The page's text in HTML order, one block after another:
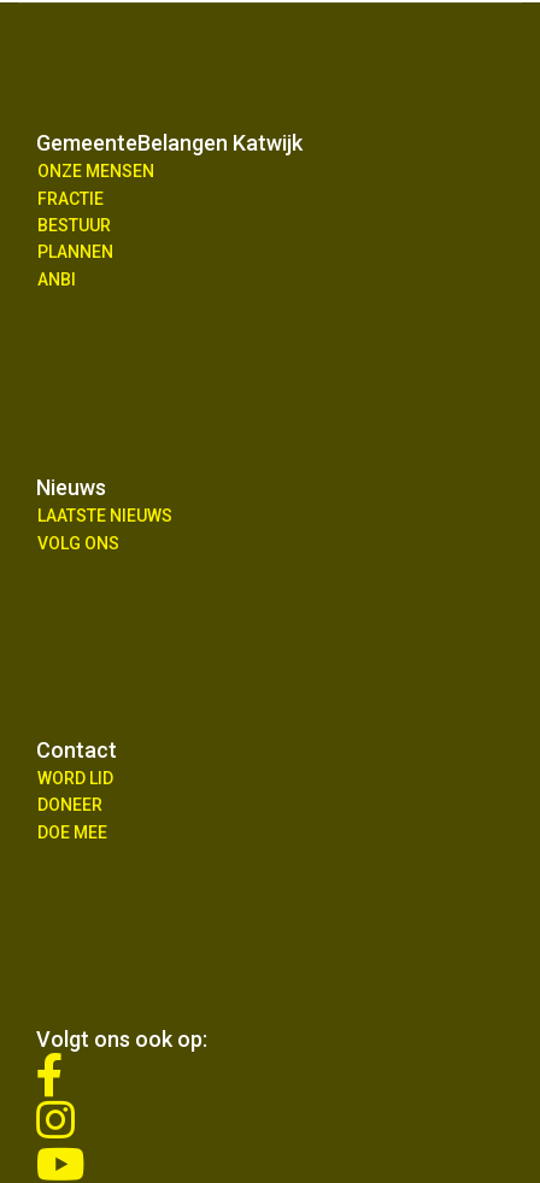
GemeenteBelangen Katwijk
ONZE MENSEN
FRACTIE
BESTUUR
PLANNEN
ANBI
Nieuws
LAATSTE NIEUWS
VOLG ONS
Contact
WORD LID
DONEER
DOE MEE
Volgt ons ook op:
facebook-
f
fab
fa-
instagram